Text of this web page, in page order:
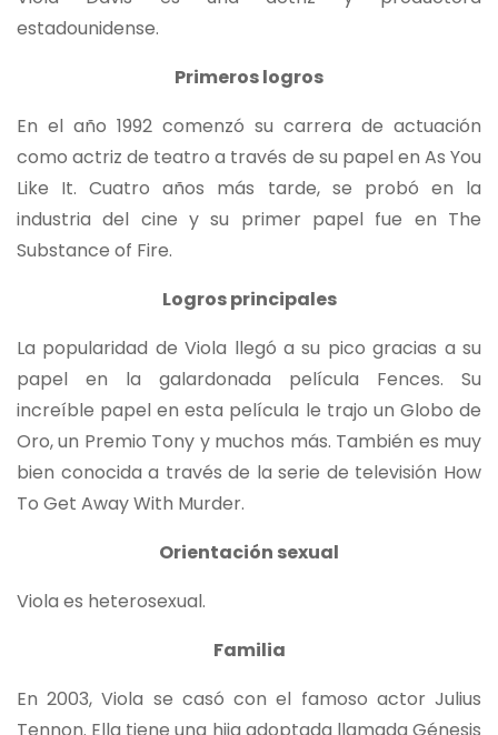
estadounidense.
Primeros logros
En el año 1992 comenzó su carrera de actuación
como actriz de teatro a través de su papel en As You
Like It. Cuatro años más tarde, se probó en la
industria del cine y su primer papel fue en The
Substance of Fire.
Logros principales
La popularidad de Viola llegó a su pico gracias a su
papel en la galardonada película Fences. Su
increíble papel en esta película le trajo un Globo de
Oro, un Premio Tony y muchos más. También es muy
bien conocida a través de la serie de televisión How
To Get Away With Murder.
Orientación sexual
Viola es heterosexual.
Familia
En 2003, Viola se casó con el famoso actor Julius